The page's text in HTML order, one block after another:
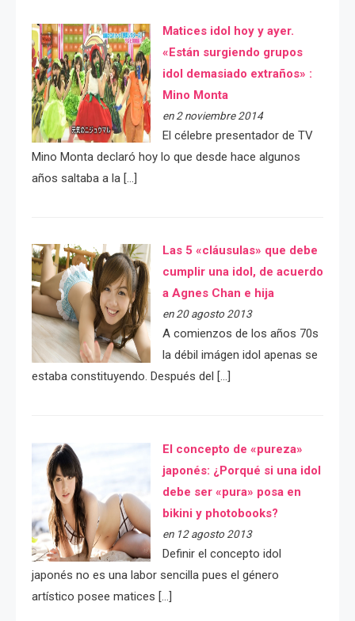
Matices idol hoy y ayer.
«Están surgiendo grupos
idol demasiado extraños» :
Mino Monta
en 2 noviembre 2014
El célebre presentador de TV
Mino Monta declaró hoy lo que desde hace algunos
años saltaba a la […]
Las 5 «cláusulas» que debe
cumplir una idol, de acuerdo
a Agnes Chan e hija
en 20 agosto 2013
A comienzos de los años 70s
la débil imágen idol apenas se
estaba constituyendo. Después del […]
El concepto de «pureza»
japonés: ¿Porqué si una idol
debe ser «pura» posa en
bikini y photobooks?
en 12 agosto 2013
Definir el concepto idol
japonés no es una labor sencilla pues el género
artístico posee matices […]